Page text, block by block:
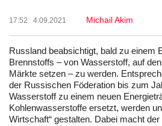
17:52 4.09.2021 Michail Akim
Russland beabsichtigt, bald zu einem
Brennstoffs – von Wasserstoff, auf
Märkte setzen – zu werden.
der Russischen Föderation bis zum
Wasserstoff zu einem neuen
Kohlenwasserstoffe ersetzt, werden
Wirtschaft“ gestalten. Dabei macht